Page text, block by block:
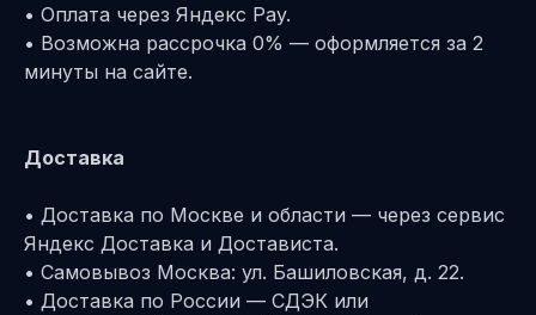
• Оплата через Яндекс Pay.
• Возможна рассрочка 0% — оформляется за 2
минуты на сайте.
Доставка
• Доставка по Москве и области — через сервис
Яндекс Доставка и Достависта.
• Самовывоз Москва: ул. Башиловская, д. 22.
• Доставка по России — СДЭК или